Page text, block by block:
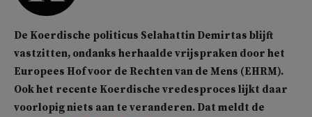
De Koerdische politicus Selahattin Demirtas blijft
vastzitten, ondanks herhaalde vrijspraken door het
Europees Hof voor de Rechten van de Mens (EHRM).
Ook het recente Koerdische vredesproces lijkt daar
voorlopig niets aan te veranderen. Dat meldt de